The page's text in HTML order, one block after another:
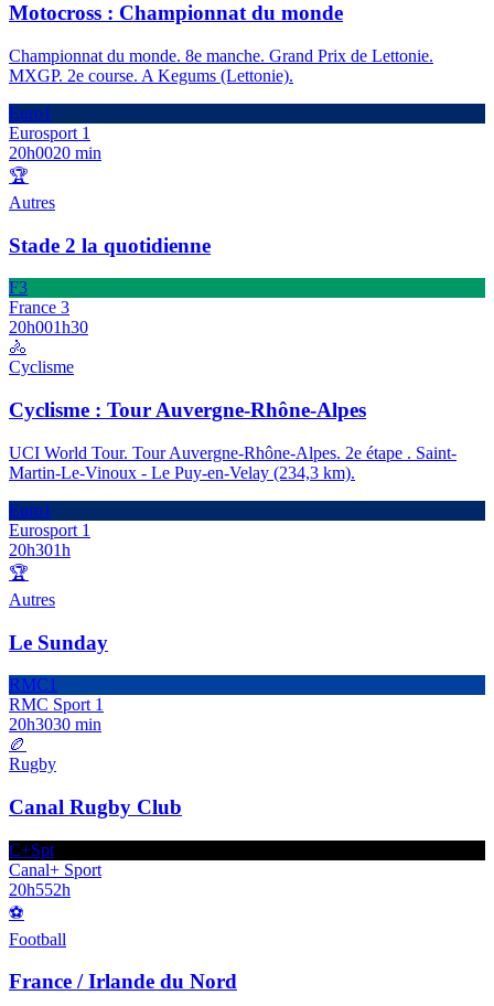
Motocross : Championnat du monde
Championnat du monde. 8e manche. Grand Prix de Lettonie.
MXGP. 2e course. A Kegums (Lettonie).
Euro1
Eurosport 1
20h0020 min
🏆
Autres
Stade 2 la quotidienne
F3
France 3
20h001h30
🚴
Cyclisme
Cyclisme : Tour Auvergne-Rhône-Alpes
UCI World Tour. Tour Auvergne-Rhône-Alpes. 2e étape . Saint-
Martin-Le-Vinoux - Le Puy-en-Velay (234,3 km).
Euro1
Eurosport 1
20h301h
🏆
Autres
Le Sunday
RMC1
RMC Sport 1
20h3030 min
🏉
Rugby
Canal Rugby Club
C+Spt
Canal+ Sport
20h552h
⚽
Football
France / Irlande du Nord